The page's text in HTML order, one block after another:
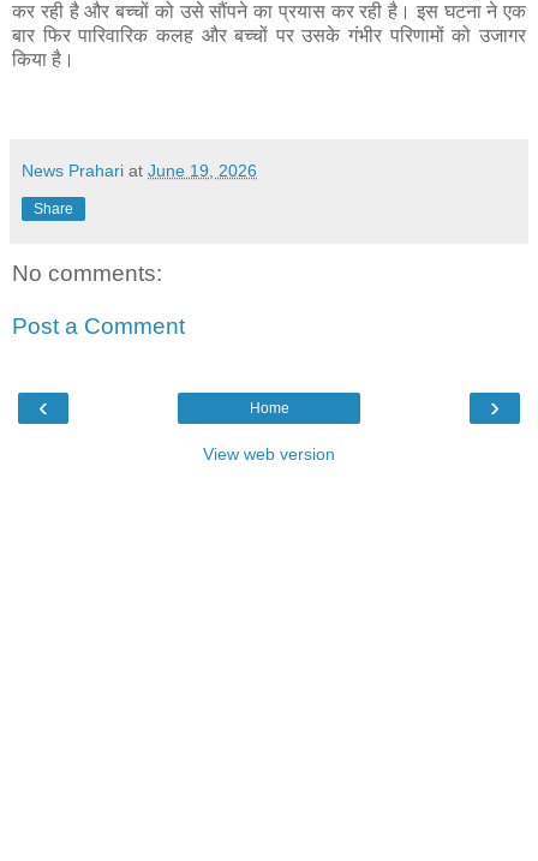
कर रही है और बच्चों को उसे सौंपने का प्रयास कर रही है। इस घटना ने एक
बार फिर पारिवारिक कलह और बच्चों पर उसके गंभीर परिणामों को उजागर
किया है।
News Prahari at June 19, 2026
Share
No comments:
Post a Comment
‹ ›
Home
View web version